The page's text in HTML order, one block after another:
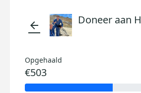
arrow_back Doneer aan
Opgehaald
€503